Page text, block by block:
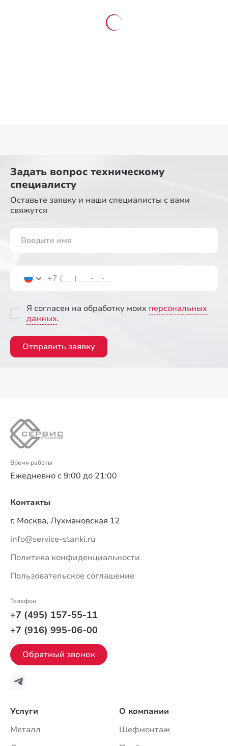
Задать вопрос техническому
специалисту
Оставьте заявку и наши специалисты с вами
свяжутся
Я согласен на обработку моих персональных
данных.
Отправить заявку
Время работы
Ежедневно с 9:00 до 21:00
Услуги
Металл
О компании
Шефмонтаж
Контакты
г. Москва, Лухмановская 12
info@service-stanki.ru
Политика конфиденциальности
Пользовательское соглашение
Телефон
+7 (495) 157-55-11
+7 (916) 995-06-00
Обратный звонок